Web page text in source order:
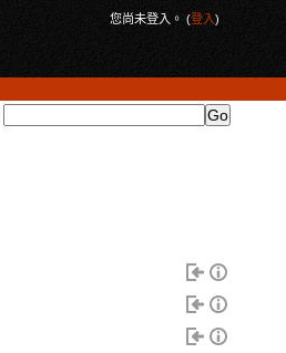
您尚未登入。 (登入)